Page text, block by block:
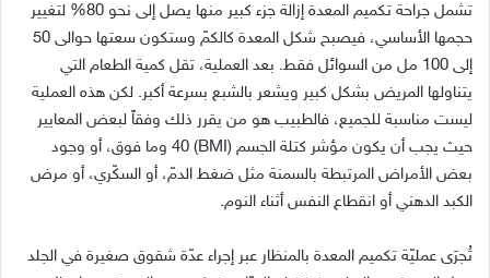
تشمل جراحة تكميم المعدة إزالة جزء كبير منها يصل إلى نحو
لتغيير
حجمها الأساسي، فيصبح شكل المعدة كالكمّ وستكون سعتها حوالى
إلى
مل من السوائل فقط. بعد العملية، تقل كمية الطعام التي
يتناولها المريض بشكل كبير ويشعر بالشبع بسرعة أكبر. لكن هذه العملية
ليست مناسبة للجميع، فالطبيب هو من يقرر ذلك وفقاً لبعض المعايير
حيث يجب أن يكون مؤشر كتلة الجسم (BMI) 40
وما فوق، أو وجود
بعض الأمراض المرتبطة بالسمنة مثل ضغط الدمّ، أو السكّري، أو مرض
الكبد الدهني أو انقطاع النفس أثناء النوم.
تُجرَى عمليّة تكميم المعدة بالمنظار عبر إجراء عدّة شقوق صغيرة في الجلد